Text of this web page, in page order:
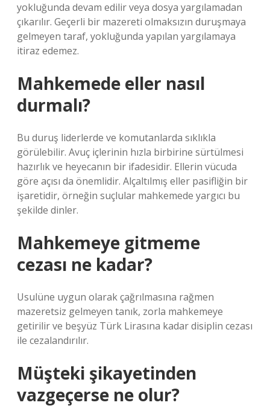
yokluğunda devam edilir veya dosya yargılamadan
çıkarılır. Geçerli bir mazereti olmaksızın duruşmaya
gelmeyen taraf, yokluğunda yapılan yargılamaya
itiraz edemez.
Mahkemede eller nasıl
durmalı?
Bu duruş liderlerde ve komutanlarda sıklıkla
görülebilir. Avuç içlerinin hızla birbirine sürtülmesi
hazırlık ve heyecanın bir ifadesidir. Ellerin vücuda
göre açısı da önemlidir. Alçaltılmış eller pasifliğin bir
işaretidir, örneğin suçlular mahkemede yargıcı bu
şekilde dinler.
Mahkemeye gitmeme
cezası ne kadar?
Usulüne uygun olarak çağrılmasına rağmen
mazeretsiz gelmeyen tanık, zorla mahkemeye
getirilir ve beşyüz Türk Lirasına kadar disiplin cezası
ile cezalandırılır.
Müşteki şikayetinden
vazgeçerse ne olur?